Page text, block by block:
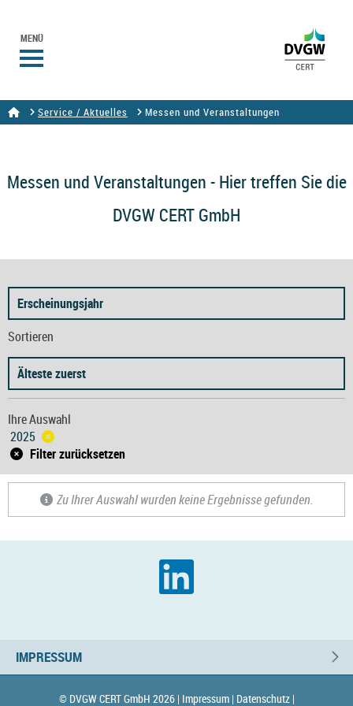
MENÜ
Service / Aktuelles Messen und Veranstaltungen
Messen und Veranstaltungen - Hier treffen Sie die
DVGW CERT GmbH
Erscheinungsjahr
Sortieren
Älteste zuerst
Ihre Auswahl
2025
Filter zurücksetzen
Zu Ihrer Auswahl wurden keine Ergebnisse gefunden.
IMPRESSUM
© DVGW CERT GmbH 2026 | Impressum | Datenschutz |